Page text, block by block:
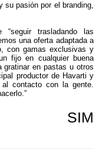
su pasión por el branding,
trasladando las
una oferta adaptada a
con gamas exclusivas y
fijo en cualquier buena
gratinar en pastas u otros
productor de Havarti y
al contacto con la gente.
SIM